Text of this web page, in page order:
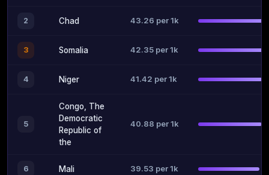
2 Chad 43.26 per 1k
3 Somalia 42.35 per 1k
4 Niger 41.42 per 1k
5
Congo, The
Democratic
Republic of
the
40.88 per 1k
6 Mali 39.53 per 1k